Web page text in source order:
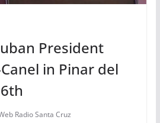
President
in Pinar del
Radio Santa Cruz